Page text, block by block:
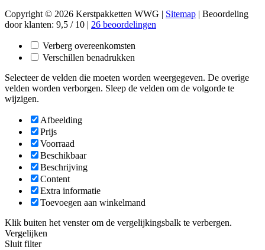
Copyright © 2026 Kerstpakketten WWG | Sitemap | Beoordeling
door klanten: 9,5 / 10 | 26 beoordelingen
Verberg overeenkomsten
Verschillen benadrukken
Selecteer de velden die moeten worden weergegeven. De overige
velden worden verborgen. Sleep de velden om de volgorde te
wijzigen.
Afbeelding
Prijs
Voorraad
Beschikbaar
Beschrijving
Content
Extra informatie
Toevoegen aan winkelmand
Klik buiten het venster om de vergelijkingsbalk te verbergen.
Vergelijken
Sluit filter